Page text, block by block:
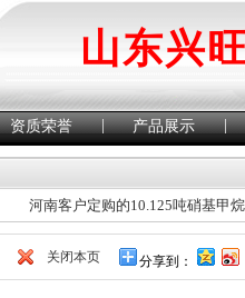
山东兴
资质荣誉 | 产品展示 |
河南客户定购的10.125吨硝基甲
关闭本页 分享到：